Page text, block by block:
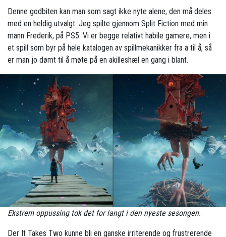
Denne godbiten kan man som sagt ikke nyte alene, den må deles
med en heldig utvalgt. Jeg spilte gjennom Split Fiction med min
mann Frederik, på PS5. Vi er begge relativt habile gamere, men i
et spill som byr på hele katalogen av spillmekanikker fra a til å, så
er man jo dømt til å møte på en akilleshæl en gang i blant.
Ekstrem oppussing tok det for langt i den nyeste sesongen.
Der It Takes Two kunne bli en ganske irriterende og frustrerende